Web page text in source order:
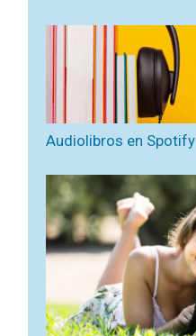
Audiolibros en Spotify